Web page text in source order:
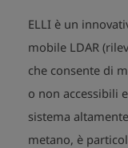
ELLI è un
mobile LDAR
che consente di
o non accessibili
sistema
metano, è